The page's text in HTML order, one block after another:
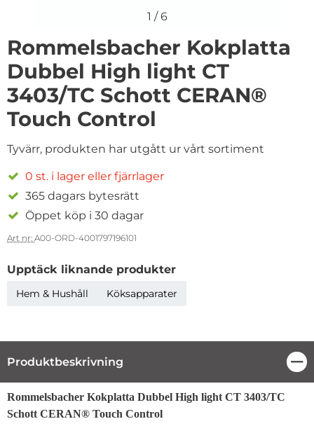
1 /6
Rommelsbacher Kokplatta
Dubbel High light CT
3403/TC Schott CERAN®
Touch Control
Tyvärr, produkten har utgått ur vårt sortiment
0 st. i lager eller fjärrlager
365 dagars bytesrätt
Öppet köp i 30 dagar
Art nr: A00-ORD-4001797196101
Upptäck liknande produkter
Hem & Hushåll Köksapparater
Produktbeskrivning
Produktbeskrivning
Rommelsbacher Kokplatta Dubbel High light CT 3403/TC
Schott CERAN® Touch Control